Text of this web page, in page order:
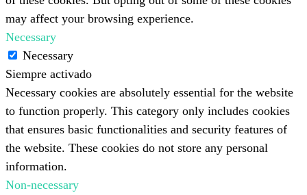
may affect your browsing experience.
Necessary
Necessary
Siempre activado
Necessary cookies are absolutely essential for the website
to function properly. This category only includes cookies
that ensures basic functionalities and security features of
the website. These cookies do not store any personal
information.
Non-necessary